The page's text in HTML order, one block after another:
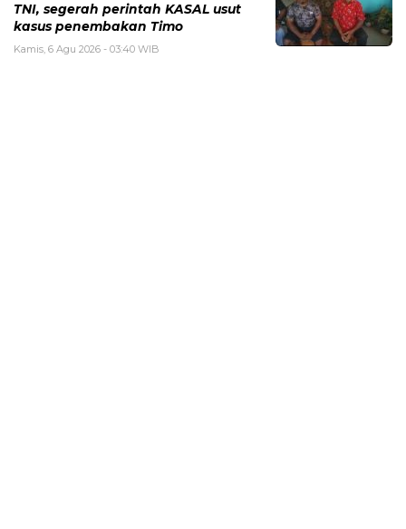
TNI, segerah perintah KASAL usut
kasus penembakan Timo
Kamis, 6 Agu 2026 - 03:40 WIB